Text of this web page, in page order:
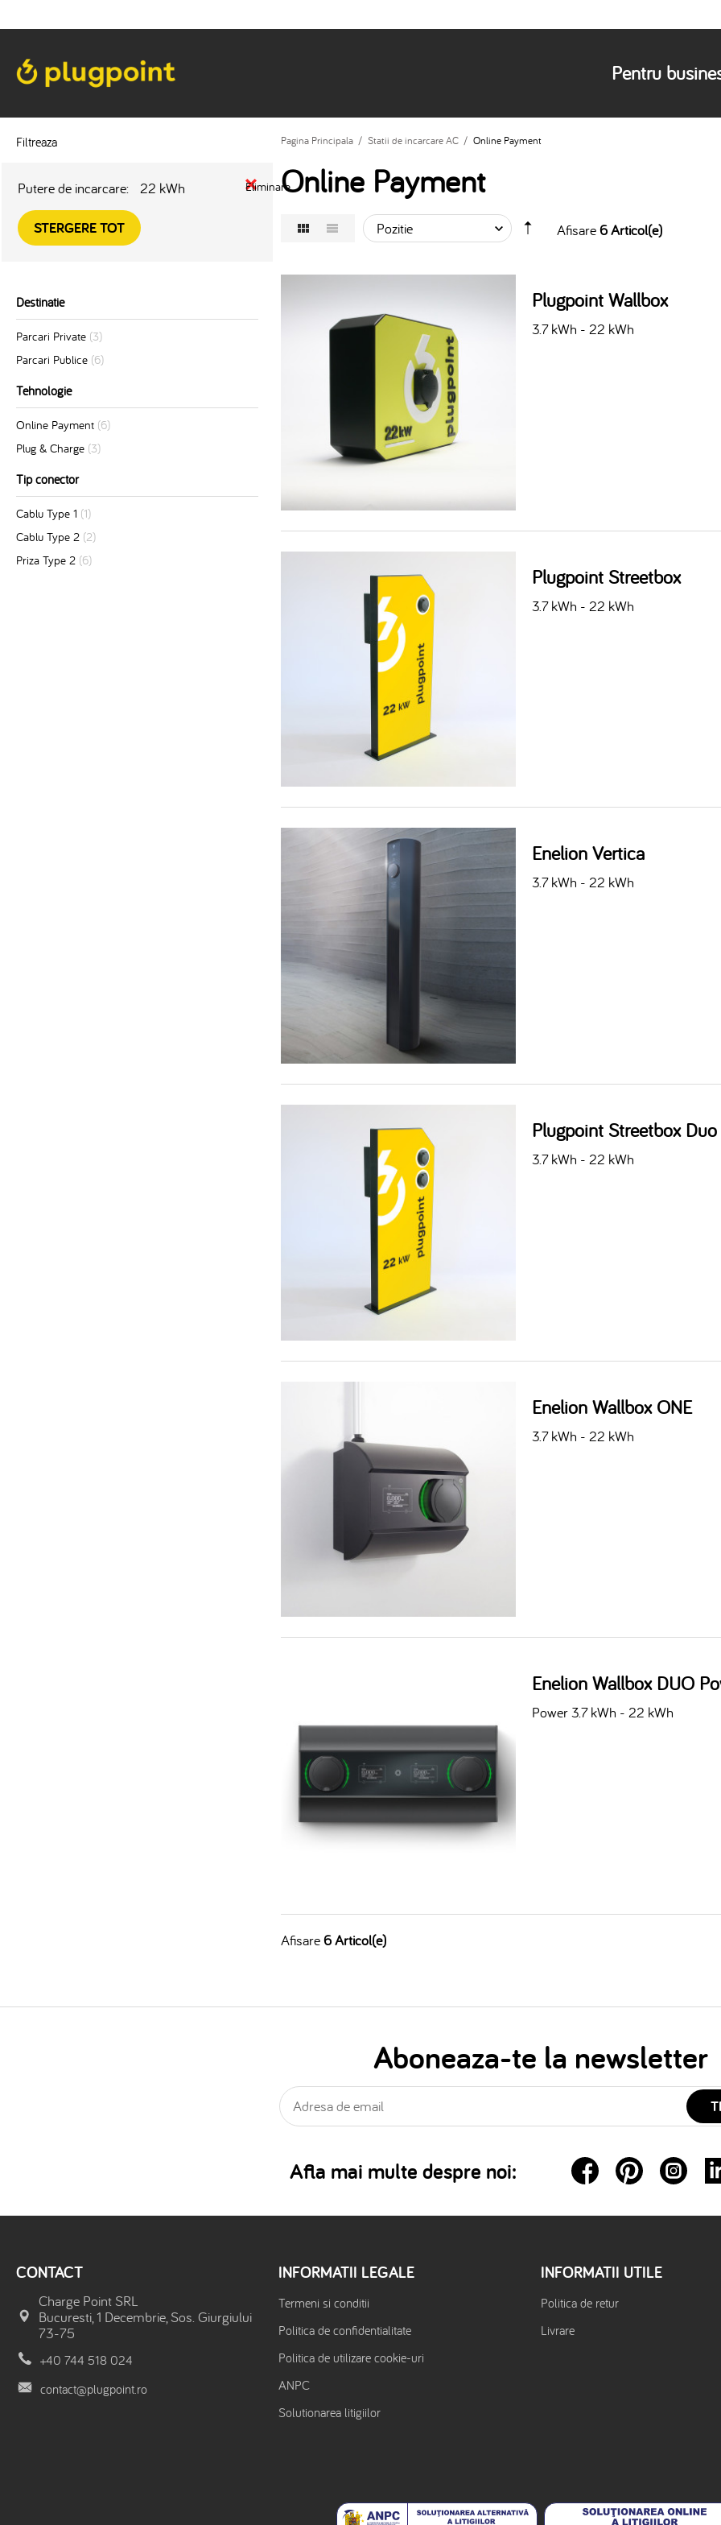
Pentru
Filtreaza
Putere de incarcare: 22 kWh Eliminare
STERGERE TOT
Destinatie
Parcari Private (3)
Parcari Publice (6)
Tehnologie
Online Payment (6)
Plug & Charge (3)
Tip conector
Cablu Type 1 (1)
Cablu Type 2 (2)
Priza Type 2 (6)
Pagina Principala / Statii de incarcare AC / Online Payment
Online Payment
Afisare6 Articol(e)
Plugpoint Wallbox
3.7 kWh - 22 kWh
Plugpoint Streetbox
3.7 kWh - 22 kWh
Enelion Vertica
3.7 kWh - 22 kWh
Plugpoint Streetbox Duo
3.7 kWh - 22 kWh
Enelion Wallbox ONE
3.7 kWh - 22 kWh
Enelion Wallbox DUO
Power 3.7 kWh - 22 kWh
Afisare6 Articol(e)
Aboneaza-te la newsletter
Afla mai multe despre noi:
CONTACT
Charge Point SRL
Bucuresti, 1 Decembrie, Sos. Giurgiului
73-75
+40 744 518 024
contact@plugpoint.ro
INFORMATII LEGALE
Termeni si conditii
Politica de confidentialitate
Politica de utilizare cookie-uri
ANPC
Solutionarea litigiilor
INFORMATII UTILE
Politica de retur
Livrare